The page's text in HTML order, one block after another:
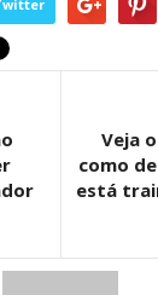
Veja
como
está